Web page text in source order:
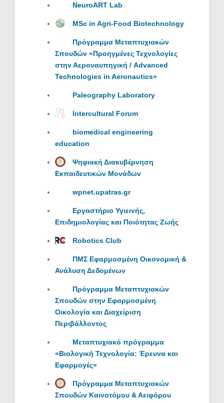
NeuroART Lab
MSc in Agri-Food Biotechnology
Πρόγραμμα Μεταπτυχιακών
Σπουδών «Προηγμένες Τεχνολογίες
στην Αεροναυπηγική / Advanced
Technologies in Aeronautics»
Paleography Laboratory
Intercultural Forum
biomedical engineering
education
Ψηφιακή Διακυβέρνηση
Εκπαιδευτικών Μονάδων
wpnet.upatras.gr
Εργαστήριο Υγιεινής,
Επιδημιολογίας και Ποιότητας Ζωής
Robotics Club
ΠΜΣ Εφαρμοσμένη Οικονομική &
Ανάλυση Δεδομένων
Πρόγραμμα Μεταπτυχιακών
Σπουδών στην Εφαρμοσμένη
Οικολογία και Διαχείριση
Περιβάλλοντος
Mεταπτυχιακό πρόγραμμα
«Βιολογική Τεχνολογία: Έρευνα και
Εφαρμογές»
Πρόγραμμα Μεταπτυχιακών
Σπουδών Καινοτόμου & Αειφόρου